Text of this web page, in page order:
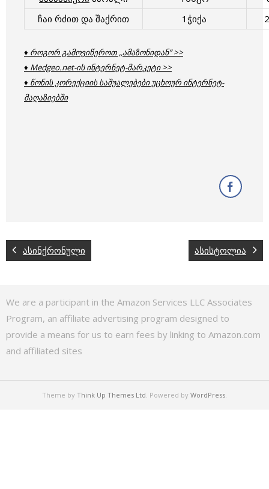
ჩაი რძით და შაქრით
1ჭიქა
♦ როგორ გამოვიწეროთ ,,ამაზონიდან” >>
♦ Medgeo.net-ის ინტერნეტ-მარკეტი >>
♦ წონის კორექციის საშუალებები უცხოურ ინტერნეტ-
მაღაზიებში
ასინქრონული ასისტოლია
We are a participant in the Amazon Services LLC Associates
Program, an affiliate advertising program designed to
provide a means for us to earn fees by linking to Amazon.com
and affiliated sites
Theme by Think Up Themes Ltd. Powered by WordPress.